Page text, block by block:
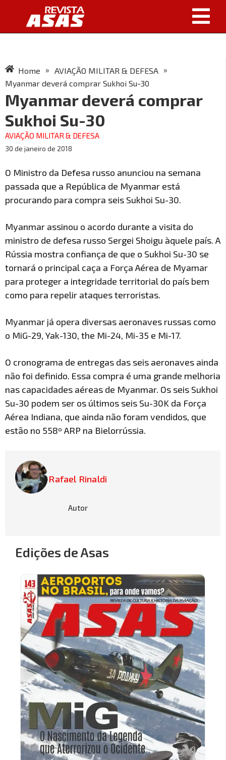
Home » AVIAÇÃO MILITAR & DEFESA »
Myanmar deverá comprar Sukhoi Su-30
Myanmar deverá comprar
Sukhoi Su-30
AVIAÇÃO MILITAR & DEFESA
30 de janeiro de 2018
O Ministro da Defesa russo anunciou na semana
passada que a República de Myanmar está
procurando para compra seis Sukhoi Su-30.
Myanmar assinou o acordo durante a visita do
ministro de defesa russo Sergei Shoigu àquele país. A
Rússia mostra confiança de que o Sukhoi Su-30 se
tornará o principal caça a Força Aérea de Myamar
para proteger a integridade territorial do país bem
como para repelir ataques terroristas.
Myanmar já opera diversas aeronaves russas como
o MiG-29, Yak-130, the Mi-24, Mi-35 e Mi-17.
O cronograma de entregas das seis aeronaves ainda
não foi definido. Essa compra é uma grande melhoria
nas capacidades aéreas de Myanmar. Os seis Sukhoi
Su-30 podem ser os últimos seis Su-30K da Força
Aérea Indiana, que ainda não foram vendidos, que
estão no 558º ARP na Bielorrússia.
Rafael Rinaldi
Autor
Edições de Asas